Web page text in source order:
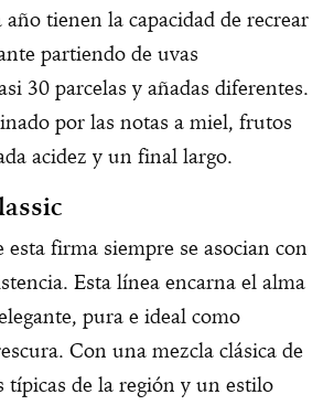
tienen la capacidad de recrear
partiendo de uvas
30 parcelas y añadas diferentes.
por las notas a miel, frutos
acidez y un final largo.
esta firma siempre se asocian con
Esta línea encarna el alma
pura e ideal como
Con una mezcla clásica de
típicas de la región y un estilo